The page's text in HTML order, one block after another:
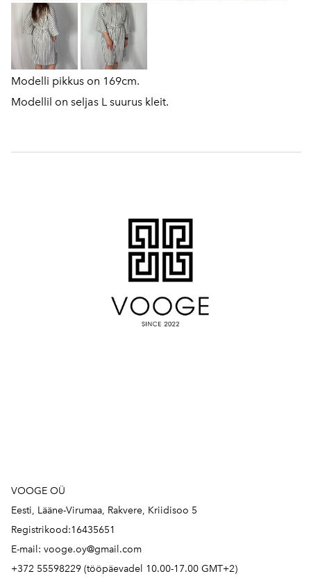
Modelli pikkus on 169cm.
Modellil on seljas L suurus kleit.
VOOGE OÜ
Eesti, Lääne-Virumaa, Rakvere, Kriidisoo 5
Registrikood:16435651
E-mail: vooge.oy@gmail.com
+372 55598229 (tööpäevadel 10.00-17.00 GMT+2)